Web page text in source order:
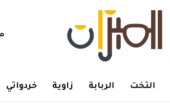
التخت الربابة زاوية خردواتي